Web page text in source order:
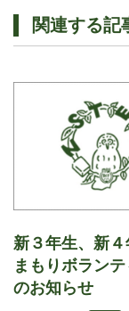
関連する記
新３年生、新
まもりボラン
のお知らせ